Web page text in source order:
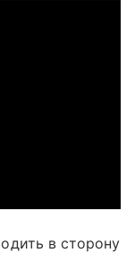
в сторону